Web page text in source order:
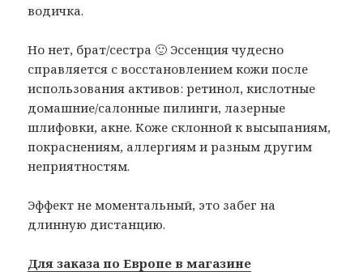
водичка.
Но нет, брат/сестра 🙂 Эссенция чудесно
справляется с восстановлением кожи после
использования активов: ретинол, кислотные
домашние/салонные пилинги, лазерные
шлифовки, акне. Коже склонной к высыпаниям,
покраснениям, аллергиям и разным другим
неприятностям.
Эффект не моментальный, это забег на
длинную дистанцию.
Для заказа по Европе в магазине